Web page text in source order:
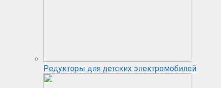
Редукторы для детских электромобилей